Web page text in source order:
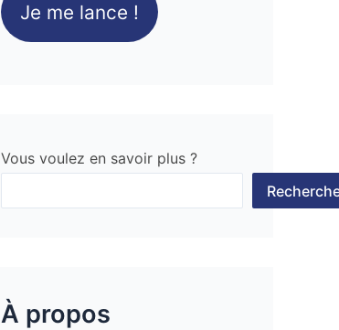
Je me lance !
Vous voulez en savoir plus ?
À propos